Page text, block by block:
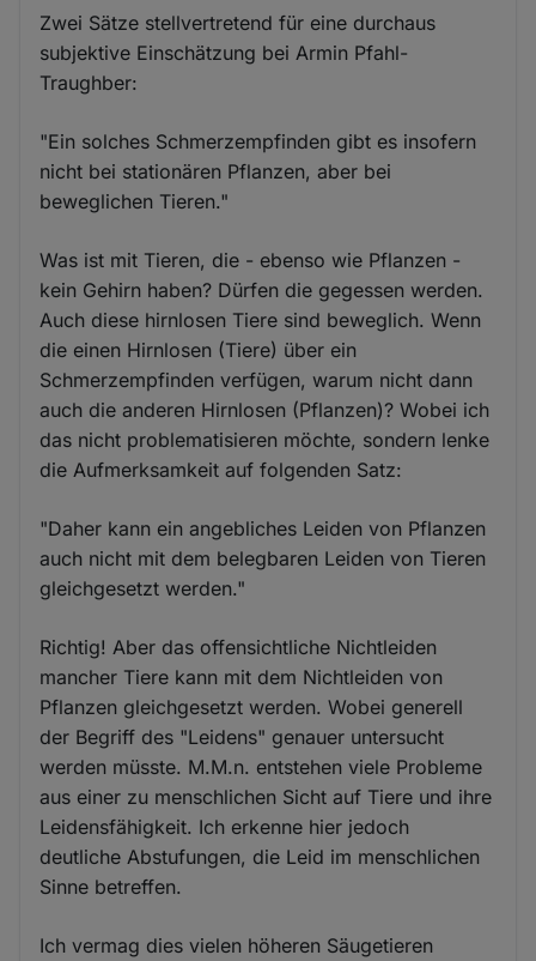
Zwei Sätze stellvertretend für eine durchaus
subjektive Einschätzung bei Armin Pfahl-
Traughber:
"Ein solches Schmerzempfinden gibt es insofern
nicht bei stationären Pflanzen, aber bei
beweglichen Tieren."
Was ist mit Tieren, die - ebenso wie Pflanzen -
kein Gehirn haben? Dürfen die gegessen werden.
Auch diese hirnlosen Tiere sind beweglich. Wenn
die einen Hirnlosen (Tiere) über ein
Schmerzempfinden verfügen, warum nicht dann
auch die anderen Hirnlosen (Pflanzen)? Wobei ich
das nicht problematisieren möchte, sondern lenke
die Aufmerksamkeit auf folgenden Satz:
"Daher kann ein angebliches Leiden von Pflanzen
auch nicht mit dem belegbaren Leiden von Tieren
gleichgesetzt werden."
Richtig! Aber das offensichtliche Nichtleiden
mancher Tiere kann mit dem Nichtleiden von
Pflanzen gleichgesetzt werden. Wobei generell
der Begriff des "Leidens" genauer untersucht
werden müsste. M.M.n. entstehen viele Probleme
aus einer zu menschlichen Sicht auf Tiere und ihre
Leidensfähigkeit. Ich erkenne hier jedoch
deutliche Abstufungen, die Leid im menschlichen
Sinne betreffen.
Ich vermag dies vielen höheren Säugetieren